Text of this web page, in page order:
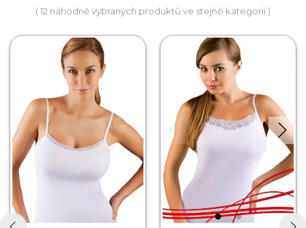
( 12 náhodně vybraných produktů ve stejné kategorii )